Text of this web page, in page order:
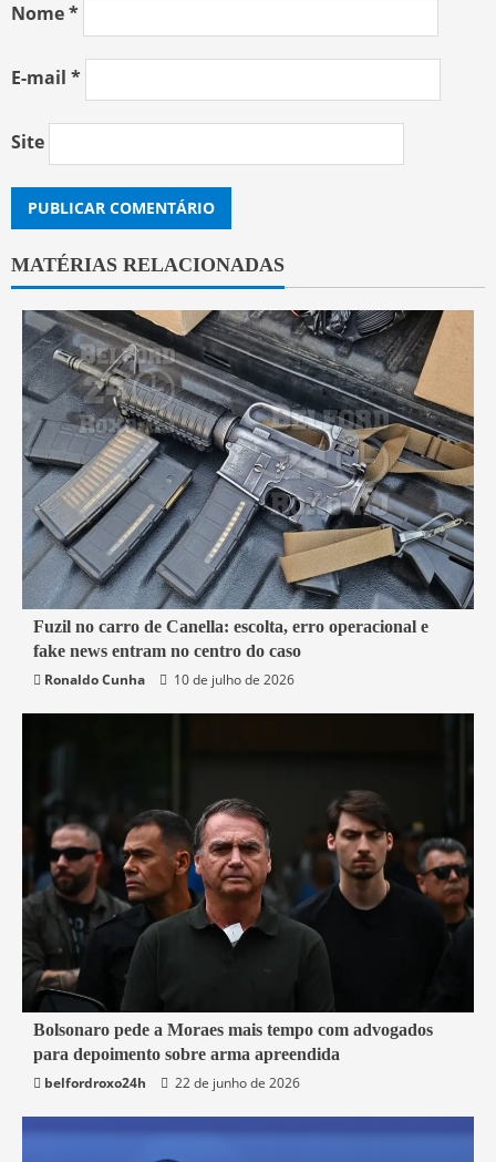
Nome*
E-mail *
Site
MATÉRIAS RELACIONADAS
7 min read
Belford Roxo
Brasil Política Segurança
Fuzil no carro de Canella: escolta, erro operacional e
fake news entram no centro do caso
Ronaldo Cunha
10 de julho de 2026
3 min read
Brasil
Bolsonaro pede a Moraes mais tempo com advogados
para depoimento sobre arma apreendida
belfordroxo24h
22 de junho de 2026